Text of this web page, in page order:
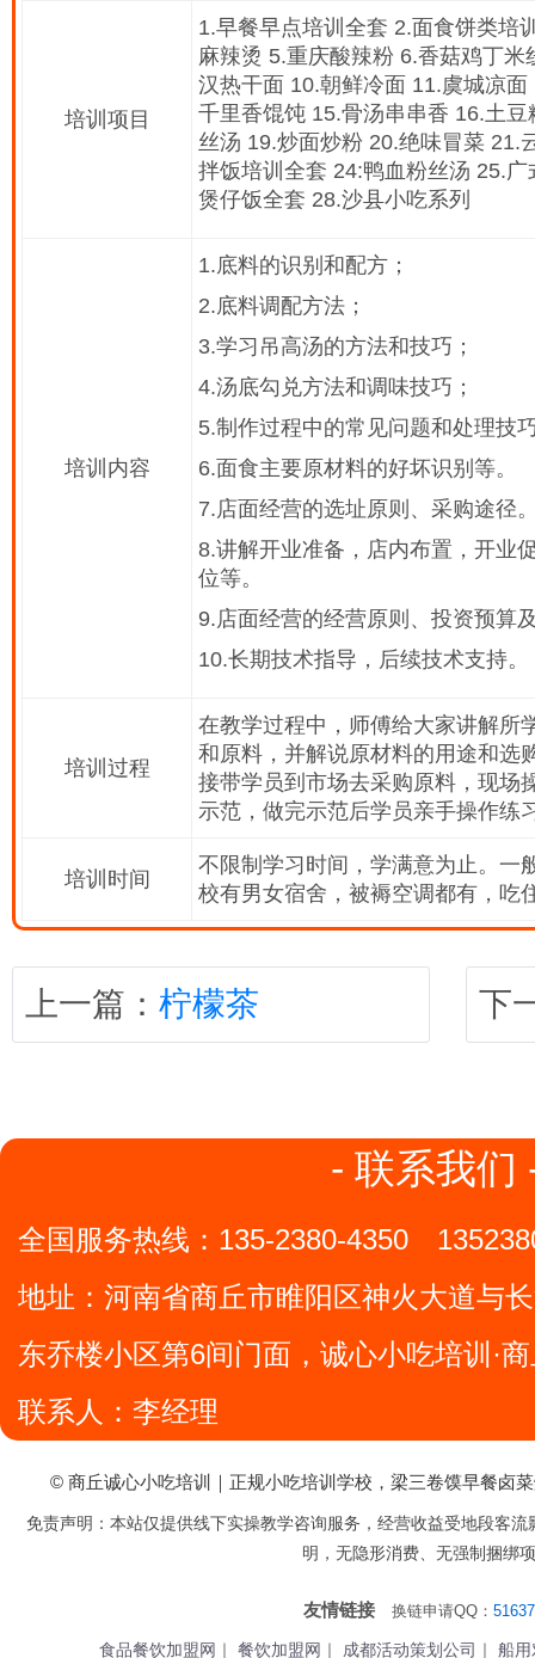
培训项目
1.早餐早点培训全套 2.面食饼类培
麻辣烫 5.重庆酸辣粉 6.香菇鸡丁
汉热干面 10.朝鲜冷面 11.虞城凉
千里香馄饨 15.骨汤串串香 16.土
丝汤 19.炒面炒粉 20.绝味冒菜 21.
拌饭培训全套 24:鸭血粉丝汤 25.
煲仔饭全套 28.沙县小吃系列
培训内容
1.底料的识别和配方；
2.底料调配方法；
3.学习吊高汤的方法和技巧；
4.汤底勾兑方法和调味技巧；
5.制作过程中的常见问题和处理技
6.面食主要原材料的好坏识别等。
7.店面经营的选址原则、采购途径
8.讲解开业准备，店内布置，开业
位等。
9.店面经营的经营原则、投资预算
10.长期技术指导，后续技术支持。
培训过程
在教学过程中，师傅给大家讲解所
和原料，并解说原材料的用途和选
接带学员到市场去采购原料，现场
示范，做完示范后学员亲手操作练
培训时间
不限制学习时间，学满意为止。一
校有男女宿舍，被褥空调都有，吃
上一篇： 柠檬茶 下
- 联系我们
全国服务热线： 135-2380-4350
地址： 河南省商丘市睢阳区神火大道与
东乔楼小区第6间门面，诚心小吃培训·
联系人：李经理
© 商丘诚心小吃培训｜正规小吃培训学校，梁三卷馍早餐卤
免责声明：本站仅提供线下实操教学咨询服务，经营收益受地段客
明，无隐形消费、无强制捆绑
友情链接 换链申请QQ：
食品餐饮加盟网 ｜ 餐饮加盟网 ｜ 成都活动策划公司 ｜ 船用